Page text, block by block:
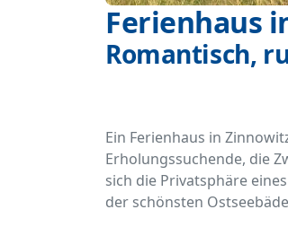
Ferienhaus
Romantisch,
Ein Ferienhaus in
Erholungssuchende, die
sich die Privatsphäre
der schönsten